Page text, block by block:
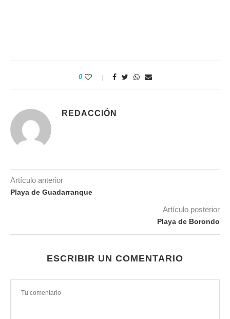
0
REDACCIÓN
Artículo anterior
Playa de Guadarranque
Artículo posterior
Playa de Borondo
ESCRIBIR UN COMENTARIO